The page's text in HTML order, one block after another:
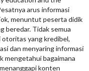
arus informasi
menuntut peserta didik
beredar. Tidak semua
otoritas yang kredibel,
dan menyaring informasi
mengetahui bagaimana
konten